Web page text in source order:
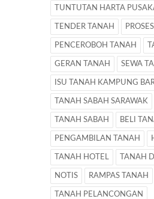
TUNTUTAN HARTA
TENDER TANAH
PENCEROBOH TANAH
GERAN TANAH SEWA
ISU TANAH KAMPUNG
TANAH SABAH SARAWAK
TANAH SABAH BELI
PENGAMBILAN TANAH
TANAH HOTEL TANAH
NOTIS RAMPAS TANAH
TANAH PELANCONGAN